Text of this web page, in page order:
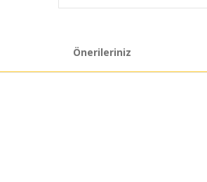
Önerileriniz